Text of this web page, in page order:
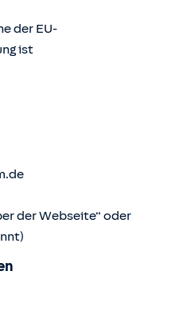
der EU-
ist
der Webseite“ oder